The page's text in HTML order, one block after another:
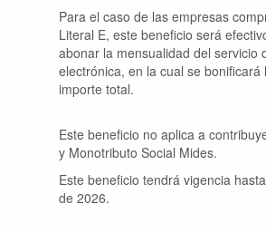
Para el caso de las empresas
Literal E, este beneficio será
abonar la mensualidad del servicio
electrónica, en la cual se bonificará
importe total.
Este beneficio no aplica a
y Monotributo Social Mides.
Este beneficio tendrá vigencia
de 2026.